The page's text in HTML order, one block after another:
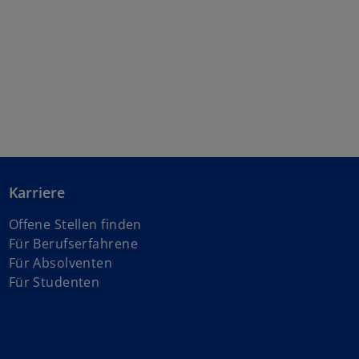
Karriere
Offene Stellen finden
Für Berufserfahrene
Für Absolventen
Für Studenten